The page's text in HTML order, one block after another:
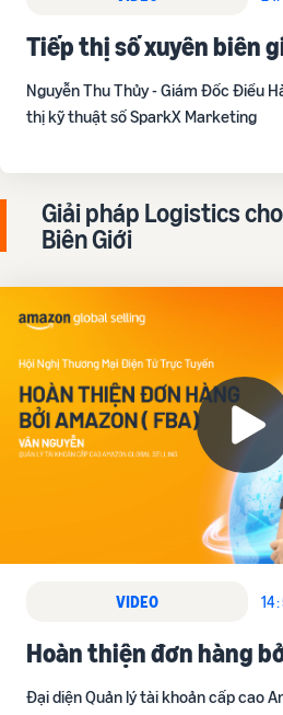
Tiếp thị số xuyên biên
Nguyễn Thu Thủy - Giám Đốc Điều
thị kỹ thuật số SparkX Marketing
Giải pháp Logistics
Biên Giới
VIDEO 14
Hoàn thiện đơn hàng
Đại diện Quản lý tài khoản cấp cao